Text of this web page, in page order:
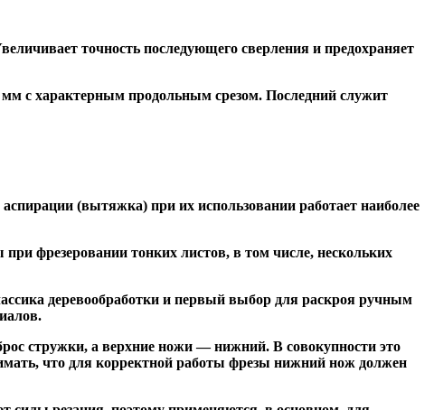
точность последующего сверления и предохраняет
с характерным продольным срезом. Последний служит
(вытяжка) при их использовании работает наиболее
фрезеровании тонких листов, в том числе, нескольких
деревообработки и первый выбор для раскроя ручным
стружки, а верхние ножи — нижний. В совокупности это
что для корректной работы фрезы нижний нож должен